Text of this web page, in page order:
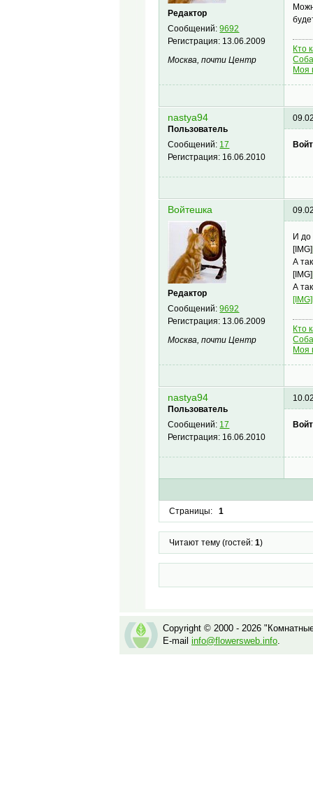
Редактор
Сообщений:9692
Регистрация: 13.06.2009
Москва, почти Центр
Кто
Моя
nastya94
Пользователь
Сообщений: 17
Регистрация: 16.06.2010
Войтешка
Редактор
Сообщений:9692
Регистрация: 13.06.2009
Москва, почти Центр
И до
[IMG]
А
[IMG]
А
Кто
Моя
nastya94
Пользователь
Сообщений: 17
Регистрация: 16.06.2010
Страницы: 1
Читают тему (гостей: 1)
Copyright © 2000 - 2026
E-mail info@flowersweb.info.